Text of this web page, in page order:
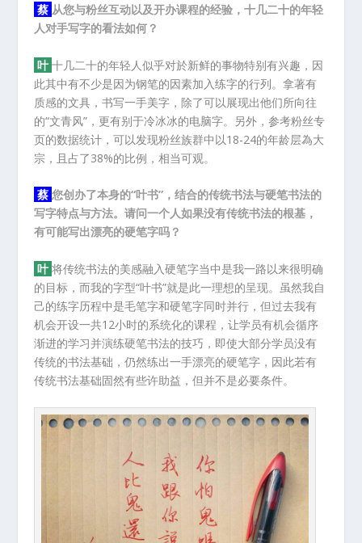
蔡 从您与粉丝互动以及开办课程的经验，十几二十的年轻
人对手写字的看法如何？
叶十几二十的年轻人似乎对於新鲜的事物特别有兴趣，因
此其中有不少是因为钢笔的因素加入练字的行列。拿著有
质感的文具，书写一手美字，除了可以展现出他们所向往
的“文青风”，更有别于冷冰冰的电脑字。另外，参考粉丝专
页的数据统计，可以发现粉丝族群中以18-24的年龄层為大
宗，且占了38%的比例，相当可观。
蔡您创办了本身的“叶书”，结合的传统书法与硬笔书法的
写字特点与方法。请问一个人如果没有传统书法的根基，
有可能写出漂亮的硬笔字吗？
叶将传统书法的美感融入硬笔字当中是我一路以来很明确
的目标，而我的字型“叶书”就是此一理想的呈现。虽然我自
己的练字历程中是毛笔字和硬笔字同时并行，但过去我有
机会开设一共12小时的系统化的课程，让学员有机会循序
渐进的学习并演练硬笔书法的技巧，即使大部分学员没有
传统的书法基础，仍然练出一手漂亮的硬笔字，因此若有
传统书法基础固然有些许助益，但并不是必要条件。